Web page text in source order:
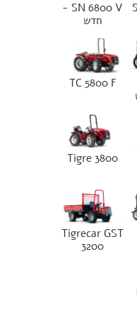
SN 6800 V -
חדש
TC 5800 F
Tigre 3800
Tigrecar GST
3200